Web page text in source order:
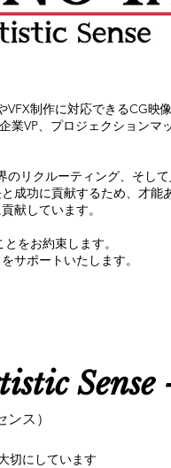
制作に対応できるCG映
業VP、プロジェクションマ
リクルーティング、 そし
成功に貢献するため、才能
献しています。
をお約束します。
サポートいたします。
Sense
ンス）
切にしています